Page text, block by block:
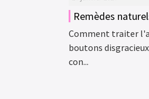
Remèdes
Comment traiter
boutons
con...